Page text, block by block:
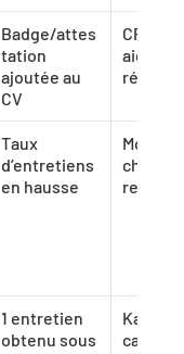
Badge/attes
tation
ajoutée au
CV
CPF,
aides
Taux
d’entretiens
en hausse
1 entretien
obtenu sous
Kanban